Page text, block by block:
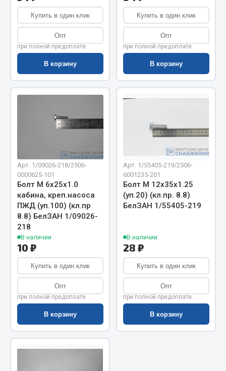
Весь раздел
Цепи подъёмные
Весь раздел
Кольца уплотнительные
Паронит
Патрубки
Прокладки
Рукава высокого давления
Весь раздел
Автомобильная электрика
Автолампы
Блоки реле и предохранителей
Вилки нагрузочные
Выключатели и переключатели клавишные
Купить в один клик
Опт
при полной предоплате
В корзину
Купить в один клик
Опт
при полной предоплате
В корзину
Арт. 1/09026-218/2506-
0000625-101
Болт М 6х25х1.0
кабина, креп.насоса
ПЖД (уп.100) (кл.пр
8.8) БелЗАН 1/09026-
218
В наличии
10 ₽
Купить в один клик
Опт
при полной предоплате
В корзину
Арт. 1/55405-219/2506-
6001235-201
Болт М 12х35х1.25
(уп.20) (кл.пр. 8.8)
БелЗАН 1/55405-219
В наличии
28 ₽
Купить в один клик
Опт
при полной предоплате
В корзину